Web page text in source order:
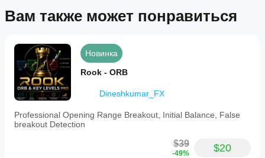
Вам также может понравиться
Новинка
Rook - ORB
Dineshkumar_FX
Professional Opening Range Breakout, Initial Balance, False
breakout Detection
$39
-49% $20